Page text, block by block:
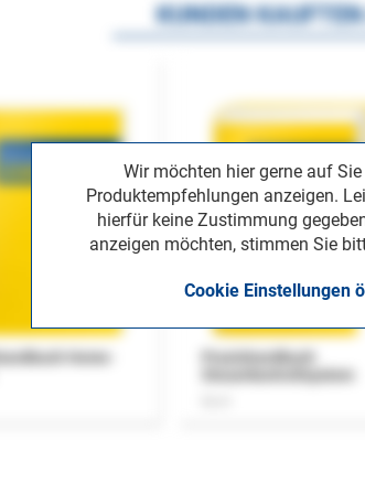
Wir möchten hier gerne auf
Produktempfehlungen anzeigen.
hierfür keine Zustimmung
anzeigen möchten, stimmen Sie
Cookie Einstellungen
KUNDEN
Home-
Praxishandbuch